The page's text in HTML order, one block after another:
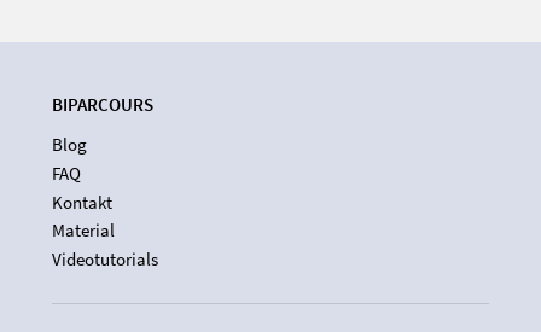
BIPARCOURS
Blog
FAQ
Kontakt
Material
Videotutorials